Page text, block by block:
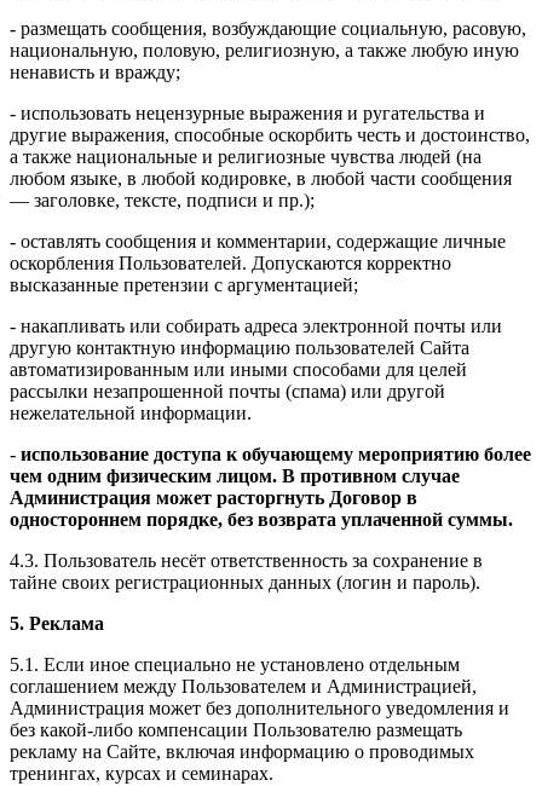
- размещать сообщения, возбуждающие социальную, расовую,
национальную, половую, религиозную, а также любую иную
ненависть и вражду;
- использовать нецензурные выражения и ругательства и
другие выражения, способные оскорбить честь и достоинство,
а также национальные и религиозные чувства людей (на
любом языке, в любой кодировке, в любой части сообщения
— заголовке, тексте, подписи и пр.);
- оставлять сообщения и комментарии, содержащие личные
оскорбления Пользователей. Допускаются корректно
высказанные претензии с аргументацией;
- накапливать или собирать адреса электронной почты или
другую контактную информацию пользователей Сайта
автоматизированным или иными способами для целей
рассылки незапрошенной почты (спама) или другой
нежелательной информации.
- использование доступа к обучающему мероприятию более
чем одним физическим лицом. В противном случае
Администрация может расторгнуть Договор в
одностороннем порядке, без возврата уплаченной суммы.
4.3. Пользователь несёт ответственность за сохранение в
тайне своих регистрационных данных (логин и пароль).
5. Реклама
5.1. Если иное специально не установлено отдельным
соглашением между Пользователем и Администрацией,
Администрация может без дополнительного уведомления и
без какой-либо компенсации Пользователю размещать
рекламу на Сайте, включая информацию о проводимых
тренингах, курсах и семинарах.